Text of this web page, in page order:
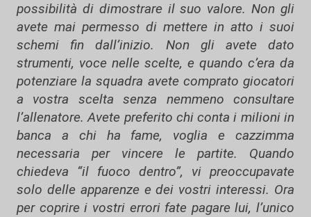
possibilità di dimostrare il suo valore. Non gli
avete mai permesso di mettere in atto i suoi
schemi fin dall’inizio. Non gli avete dato
strumenti, voce nelle scelte, e quando c’era da
potenziare la squadra avete comprato giocatori
a vostra scelta senza nemmeno consultare
l’allenatore. Avete preferito chi conta i milioni in
banca a chi ha fame, voglia e cazzimma
necessaria per vincere le partite. Quando
chiedeva “il fuoco dentro”, vi preoccupavate
solo delle apparenze e dei vostri interessi. Ora
per coprire i vostri errori fate pagare lui, l’unico